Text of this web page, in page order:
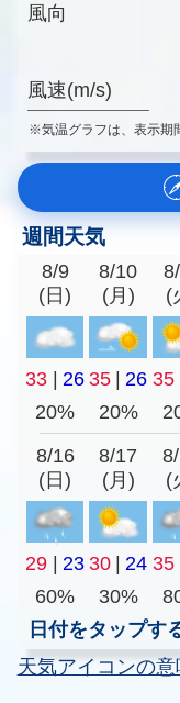
風向
風速(m/s)
※気温グラフは、表示期
週間天気
8/9
(日)
8/10
(月)
(
33 | 26 35 | 26 35
20%
20%
8/16
(日)
8/17
(月)
(
29 | 23 30 | 24 35
60%
30%
日付をタップす
天気アイコンの